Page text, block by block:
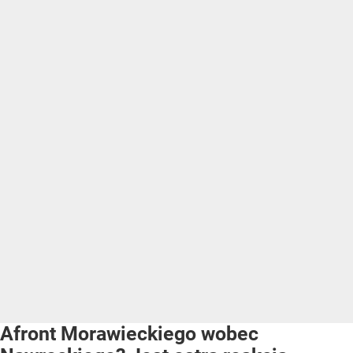
Afront Morawieckiego wobec